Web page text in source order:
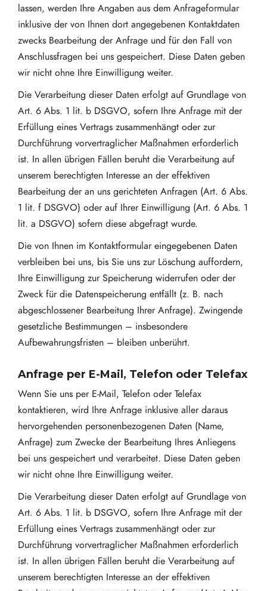
lassen, werden Ihre Angaben aus dem Anfrageformular
inklusive der von Ihnen dort angegebenen Kontaktdaten
zwecks Bearbeitung der Anfrage und für den Fall von
Anschlussfragen bei uns gespeichert. Diese Daten geben
wir nicht ohne Ihre Einwilligung weiter.
Die Verarbeitung dieser Daten erfolgt auf Grundlage von
Art. 6 Abs. 1 lit. b DSGVO, sofern Ihre Anfrage mit der
Erfüllung eines Vertrags zusammenhängt oder zur
Durchführung vorvertraglicher Maßnahmen erforderlich
ist. In allen übrigen Fällen beruht die Verarbeitung auf
unserem berechtigten Interesse an der effektiven
Bearbeitung der an uns gerichteten Anfragen (Art. 6 Abs.
1 lit. f DSGVO) oder auf Ihrer Einwilligung (Art. 6 Abs. 1
lit. a DSGVO) sofern diese abgefragt wurde.
Die von Ihnen im Kontaktformular eingegebenen Daten
verbleiben bei uns, bis Sie uns zur Löschung auffordern,
Ihre Einwilligung zur Speicherung widerrufen oder der
Zweck für die Datenspeicherung entfällt (z. B. nach
abgeschlossener Bearbeitung Ihrer Anfrage). Zwingende
gesetzliche Bestimmungen – insbesondere
Aufbewahrungsfristen – bleiben unberührt.
Anfrage per E-Mail, Telefon oder Telefax
Wenn Sie uns per E-Mail, Telefon oder Telefax
kontaktieren, wird Ihre Anfrage inklusive aller daraus
hervorgehenden personenbezogenen Daten (Name,
Anfrage) zum Zwecke der Bearbeitung Ihres Anliegens
bei uns gespeichert und verarbeitet. Diese Daten geben
wir nicht ohne Ihre Einwilligung weiter.
Die Verarbeitung dieser Daten erfolgt auf Grundlage von
Art. 6 Abs. 1 lit. b DSGVO, sofern Ihre Anfrage mit der
Erfüllung eines Vertrags zusammenhängt oder zur
Durchführung vorvertraglicher Maßnahmen erforderlich
ist. In allen übrigen Fällen beruht die Verarbeitung auf
unserem berechtigten Interesse an der effektiven